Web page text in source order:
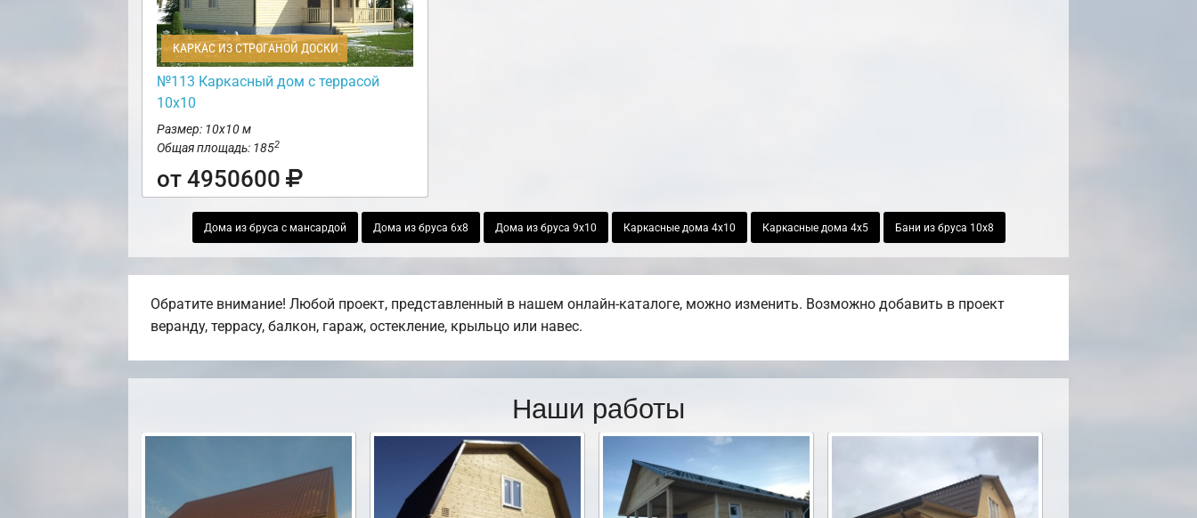
КАРКАС ИЗ СТРОГАНОЙ ДОСКИ
№113 Каркасный дом с террасой
10х10
Размер: 10х10 м
Общая площадь: 1852
от 4950600
Дома из бруса с мансардой Дома из бруса 6х8 Дома из бруса 9х10 Каркасные дома 4х10 Каркасные дома 4х5 Бани из бруса 10х8
Обратите внимание! Любой проект, представленный в нашем онлайн-каталоге, можно изменить. Возможно добавить в проект
веранду, террасу, балкон, гараж, остекление, крыльцо или навес.
Наши работы